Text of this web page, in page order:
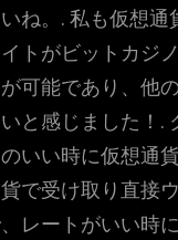
ね。. 私も仮想通
トがビットカジ
可能であり、他
と感じました！.
いい時に仮想通貨
で受け取り直接
レートがいい時